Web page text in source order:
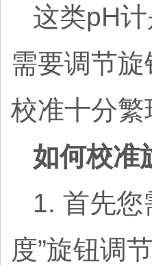
这类pH
需要调节
校准十分
如何校准
1. 首先您
度”旋钮调